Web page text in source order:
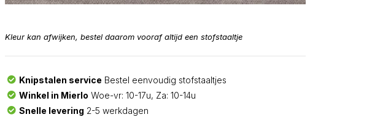
Kleur kan afwijken, bestel daarom vooraf altijd een stofstaaltje
Knipstalen service Bestel eenvoudig stofstaaltjes
Winkel in Mierlo Woe-vr: 10-17u, Za: 10-14u
Snelle levering 2-5 werkdagen